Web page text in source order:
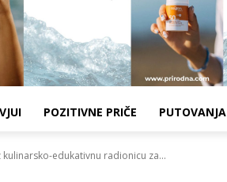
POZITIVNE PRIČE PUTOVANJA
edukativnu radionicu za...